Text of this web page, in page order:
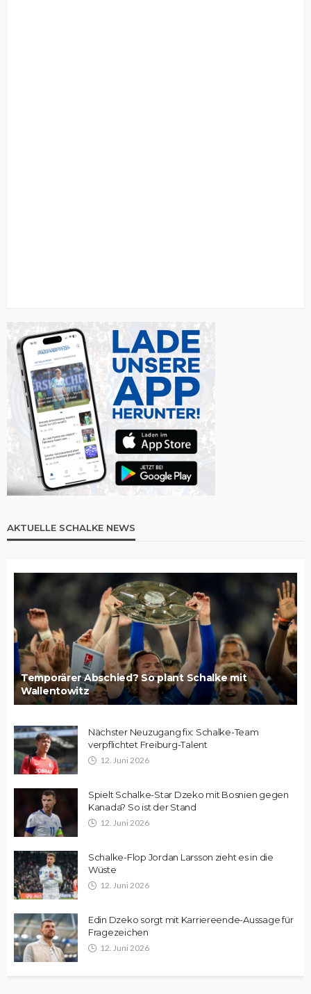
AKTUELLE SCHALKE NEWS
Temporärer Abschied? So plant Schalke mit
Wallentowitz
Nächster Neuzugang fix: Schalke-Team
verpflichtet Freiburg-Talent
12. Juni 2026
Spielt Schalke-Star Dzeko mit Bosnien gegen
Kanada? So ist der Stand
12. Juni 2026
Schalke-Flop Jordan Larsson zieht es in die
Wüste
12. Juni 2026
Edin Dzeko sorgt mit Karriereende-Aussage für
Fragezeichen
12. Juni 2026